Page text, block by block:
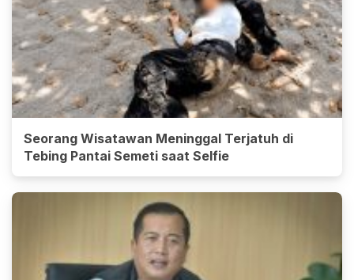
Seorang Wisatawan Meninggal Terjatuh di
Tebing Pantai Semeti saat Selfie